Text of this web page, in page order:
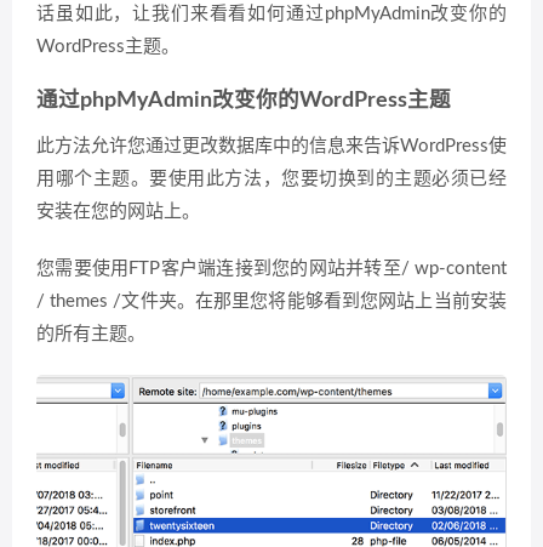
话虽如此，让我们来看看如何通过phpMyAdmin改变你的
WordPress主题。
通过phpMyAdmin改变你的WordPress主题
此方法允许您通过更改数据库中的信息来告诉WordPress使
用哪个主题。要使用此方法，您要切换到的主题必须已经
安装在您的网站上。
您需要使用FTP客户端连接到您的网站并转至/ wp-content
/ themes /文件夹。在那里您将能够看到您网站上当前安装
的所有主题。